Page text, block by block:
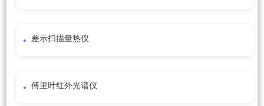
差示扫描量热仪
傅里叶红外光谱仪